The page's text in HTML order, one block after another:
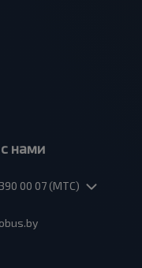
нами
00 07 (МТС)